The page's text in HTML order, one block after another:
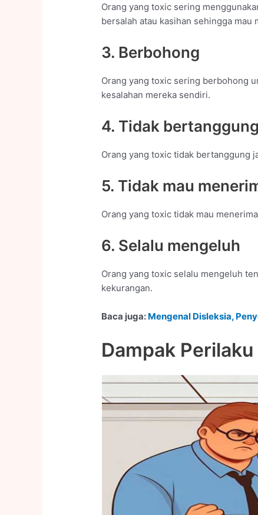
Orang yang toxic sering
bersalah atau kasihan sehingga
3. Berbohong
Orang yang toxic sering berbohong
kesalahan mereka sendiri.
4. Tidak
Orang yang toxic tidak bertanggung
5. Tidak mau
Orang yang toxic tidak mau
6. Selalu mengeluh
Orang yang toxic selalu mengeluh
kekurangan.
Baca juga: Mengenal Disleksia,
Dampak